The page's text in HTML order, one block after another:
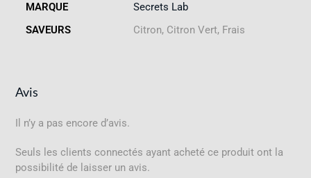
MARQUE
Secrets Lab
SAVEURS
Citron, Citron Vert, Frais
Avis
Il n’y a pas encore d’avis.
Seuls les clients connectés ayant acheté ce produit ont la
possibilité de laisser un avis.